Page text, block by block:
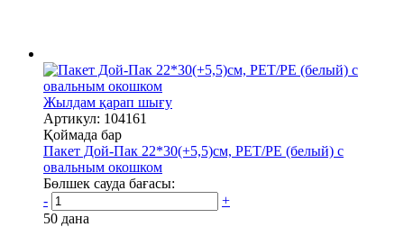
Жылдам қарап шығу
Артикул: 104161
Қоймада бар
Пакет Дой-Пак 22*30(+5,5)см, PET/PE (белый) с
овальным окошком
Бөлшек сауда бағасы:
-
+
50 дана